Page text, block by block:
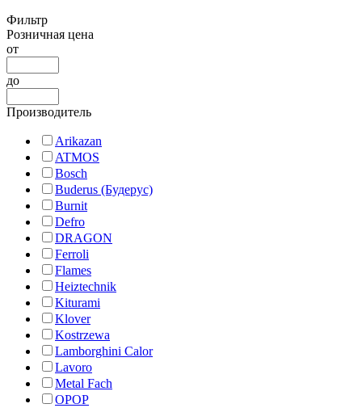
Фильтр
Розничная цена
от
до
Производитель
Arikazan
ATMOS
Bosch
Buderus (Будерус)
Burnit
Defro
DRAGON
Ferroli
Flames
Heiztechnik
Kiturami
Klover
Kostrzewa
Lamborghini Calor
Lavoro
Metal Fach
OPOP